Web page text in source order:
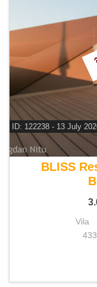
ID: 122238 - 13 July
De
BLISS
Vila